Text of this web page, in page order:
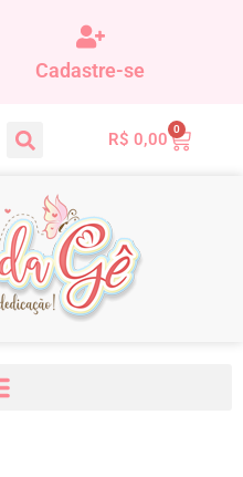
Cadastre-se
R$ 0,00
0